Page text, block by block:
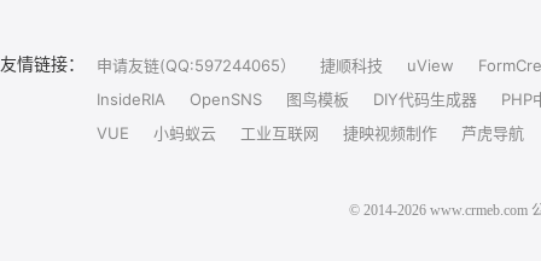
友情链接： 申请友链(QQ:597244065） 捷顺科技 uView
InsideRIA
OpenSNS 图鸟模板 DIY代码生成器
PHP
VUE
小蚂蚁云 工业互联网 捷映视频制作 芦虎导航
© 2014-2026